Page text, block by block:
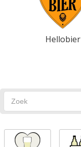
Hellobier